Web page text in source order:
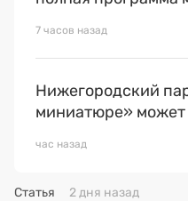
7 часов назад
Нижегородский
миниатюре» может
час назад
Статья 2 дня назад